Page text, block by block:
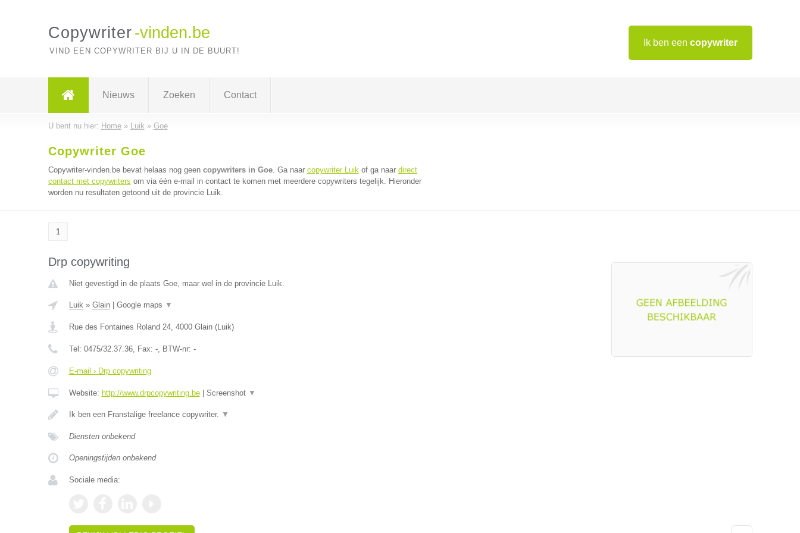
Ik ben een copywriter
Copywriter -vinden.be
VIND EEN COPYWRITER BIJ U IN DE BUURT!
Nieuws Zoeken Contact
U bent nu hier: Home» Luik » Goe
Copywriter Goe
Copywriter-vinden.be bevat helaas nog geen copywriters in Goe. Ga naar copywriter Luikof ga naar direct
contact met copywriters om via één e-mail in contact te komen met meerdere copywriters tegelijk. Hieronder
worden nu resultaten getoond uit de provincie Luik.
1
Drp copywriting
Niet gevestigd in de plaats Goe, maar wel in de provincie Luik.
Luik» Glain| Google maps ▼
Rue des Fontaines Roland 24, 4000 Glain(Luik)
Tel: 0475/32.37.36, Fax: -, BTW-nr: -
E-mail › Drp copywriting
Website: http://www.drpcopywriting.be| Screenshot ▼
Ik ben een Franstalige freelance copywriter. ▼
Diensten onbekend
Openingstijden onbekend
Sociale media: